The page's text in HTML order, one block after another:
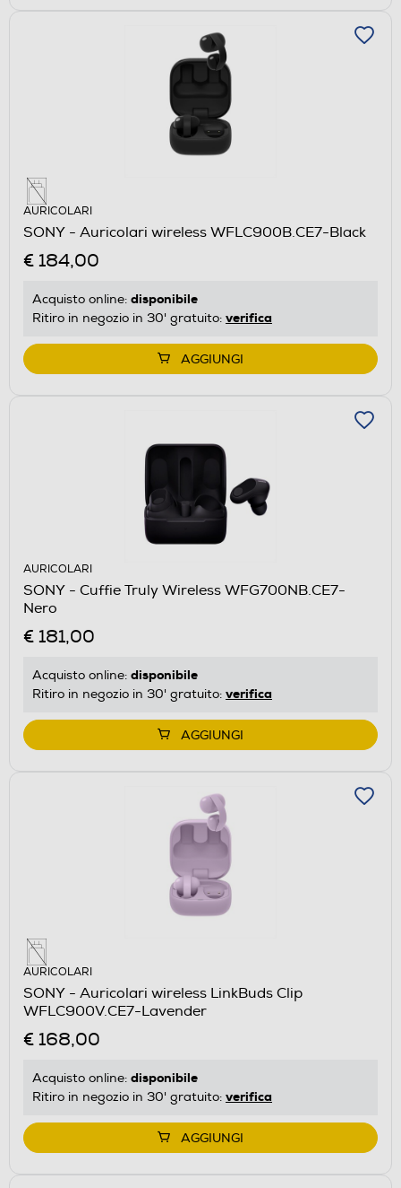
AURICOLARI
SONY - Auricolari wireless WFLC900B.CE7-Black
€ 184,00
Acquisto online: disponibile
Ritiro in negozio in 30' gratuito: verifica
AGGIUNGI
AURICOLARI
SONY - Cuffie Truly Wireless WFG700NB.CE7-
Nero
€ 181,00
Acquisto online: disponibile
Ritiro in negozio in 30' gratuito: verifica
AGGIUNGI
AURICOLARI
SONY - Auricolari wireless LinkBuds Clip
WFLC900V.CE7-Lavender
€ 168,00
Acquisto online: disponibile
Ritiro in negozio in 30' gratuito: verifica
AGGIUNGI